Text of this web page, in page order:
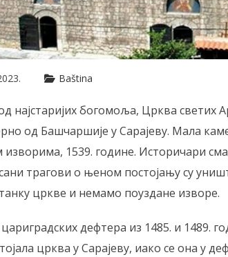
Baština
најстаријих богомоља, Црква светих
од Башчаршије у Сарајеву. Мала
изворима, 1539. године. Историчари
трагови о њеном постојању су
цркве и немамо поуздане изворе.
дефтера из 1485. и 1489.
црква у Сарајеву, иако се она у